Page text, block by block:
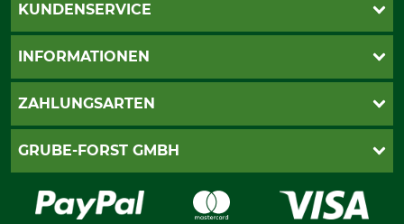
KUNDENSERVICE
Katalogbestellung
INFORMATIONEN
AGB
Widerrufsformular
ZAHLUNGSARTEN
PayPal
Rechnung
Vorkasse
GRUBE-FORST GMBH
Karriere
Über uns